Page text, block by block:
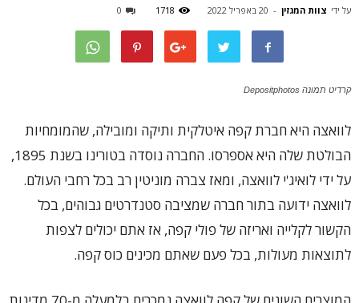
על ידי צוות המגזין - 20 באפריל 2022 1718
0
קרדיט תמונה Depositphotos
לוואצה היא חברת קפה איטלקית ותיקה ומובילה, שהמומחיות
הבולטת שלה היא אספרסו. החברה נוסדה בטורינו בשנת 1895,
על ידי לואיג'י לוואצה, ומאז צברה מוניטין רב בכל רחבי העולם.
לוואצה ידועה בתור חברה שמציבה סטנדרטים גבוהים, בכל
הקשור לקלייה ואריזה של פולי קפה, אז אתם יכולים לצפות
לתוצאות מעולות, בכל פעם שאתם מכינים כוס קפה.